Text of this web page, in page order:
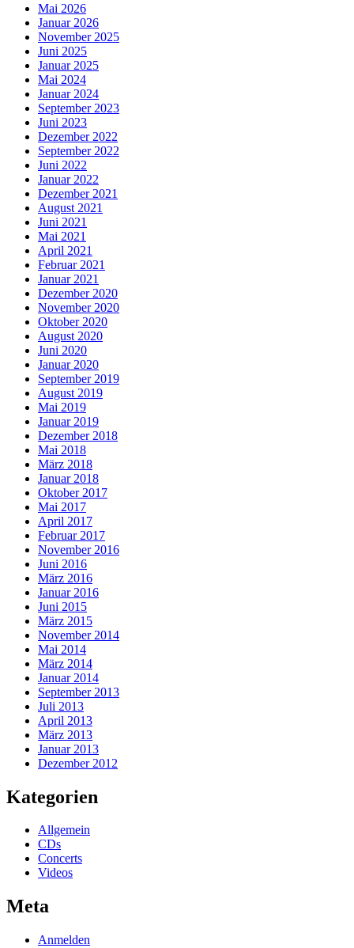
Mai 2026
Januar 2026
November 2025
Juni 2025
Januar 2025
Mai 2024
Januar 2024
September 2023
Juni 2023
Dezember 2022
September 2022
Juni 2022
Januar 2022
Dezember 2021
August 2021
Juni 2021
Mai 2021
April 2021
Februar 2021
Januar 2021
Dezember 2020
November 2020
Oktober 2020
August 2020
Juni 2020
Januar 2020
September 2019
August 2019
Mai 2019
Januar 2019
Dezember 2018
Mai 2018
März 2018
Januar 2018
Oktober 2017
Mai 2017
April 2017
Februar 2017
November 2016
Juni 2016
März 2016
Januar 2016
Juni 2015
März 2015
November 2014
Mai 2014
März 2014
Januar 2014
September 2013
Juli 2013
April 2013
März 2013
Januar 2013
Dezember 2012
Kategorien
Allgemein
CDs
Concerts
Videos
Meta
Anmelden